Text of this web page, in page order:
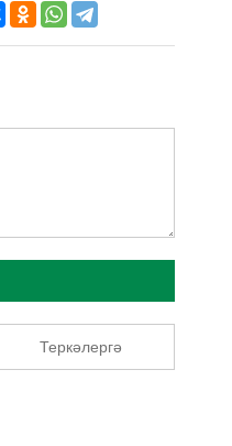
Теркәлергә